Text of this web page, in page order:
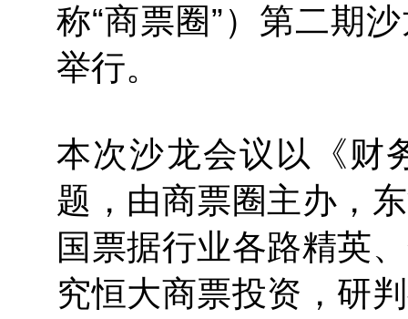
称“商票圈”）第二期
举行。
本次沙龙会议以《财
题，由商票圈主办，
国票据行业各路精英
究恒大商票投资，研